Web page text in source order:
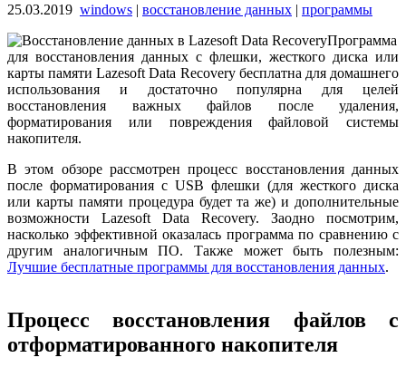
25.03.2019 windows | восстановление данных | программы
Программа
для восстановления данных с флешки, жесткого диска или
карты памяти Lazesoft Data Recovery бесплатна для домашнего
использования и достаточно популярна для целей
восстановления важных файлов после удаления,
форматирования или повреждения файловой системы
накопителя.
В этом обзоре рассмотрен процесс восстановления данных
после форматирования с USB флешки (для жесткого диска
или карты памяти процедура будет та же) и дополнительные
возможности Lazesoft Data Recovery. Заодно посмотрим,
насколько эффективной оказалась программа по сравнению с
другим аналогичным ПО. Также может быть полезным:
Лучшие бесплатные программы для восстановления данных.
Процесс восстановления файлов с
отформатированного накопителя